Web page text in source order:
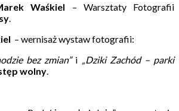
Waśkiel – Warsztaty Fotografii
.
– wernisaż wystaw fotografii:
bez zmian” i „Dziki Zachód – parki
wolny.